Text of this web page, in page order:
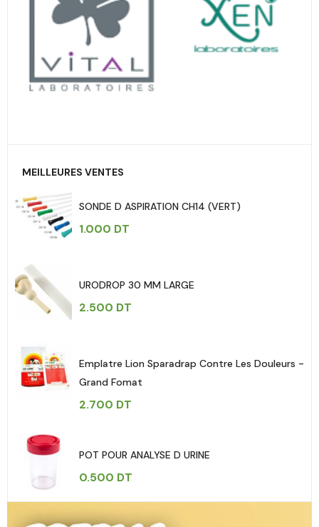
MEILLEURES VENTES
SONDE D ASPIRATION CH14 (VERT)
1.000 DT
URODROP 30 MM LARGE
2.500 DT
Emplatre Lion Sparadrap Contre Les Douleurs -
Grand Fomat
2.700 DT
POT POUR ANALYSE D URINE
0.500 DT